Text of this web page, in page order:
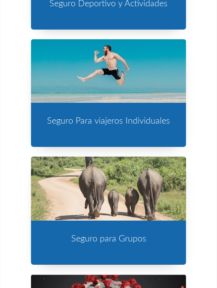
Seguro Deportivo y Actividades
Seguro Para viajeros Individuales
Seguro para Grupos